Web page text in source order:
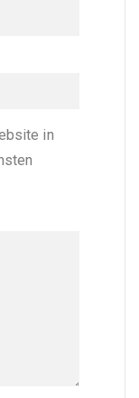
in